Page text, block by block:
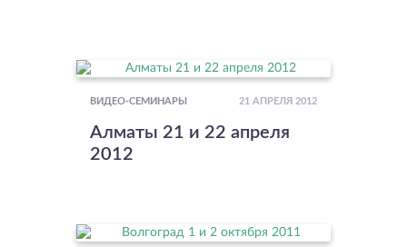
ВИДЕО-СЕМИНАРЫ 21 АПРЕЛЯ 2012
Алматы 21 и 22 апреля
2012